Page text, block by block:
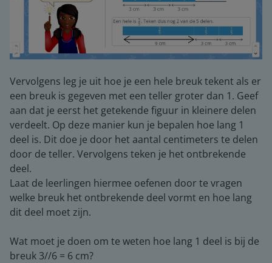
Vervolgens leg je uit hoe je een hele breuk tekent als er
een breuk is gegeven met een teller groter dan 1. Geef
aan dat je eerst het getekende figuur in kleinere delen
verdeelt. Op deze manier kun je bepalen hoe lang 1
deel is. Dit doe je door het aantal centimeters te delen
door de teller. Vervolgens teken je het ontbrekende
deel.
Laat de leerlingen hiermee oefenen door te vragen
welke breuk het ontbrekende deel vormt en hoe lang
dit deel moet zijn.
Wat moet je doen om te weten hoe lang 1 deel is bij de
breuk 3//6 = 6 cm?